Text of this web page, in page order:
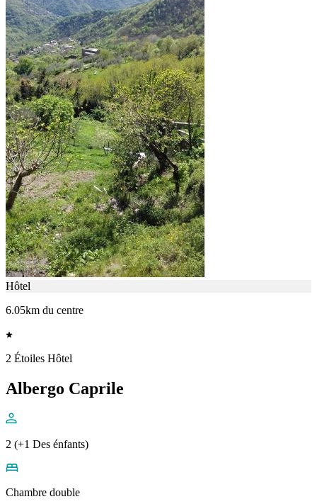
Hôtel
6.05km du centre
2 Étoiles Hôtel
Albergo Caprile
2 (+1 Des énfants)
Chambre double